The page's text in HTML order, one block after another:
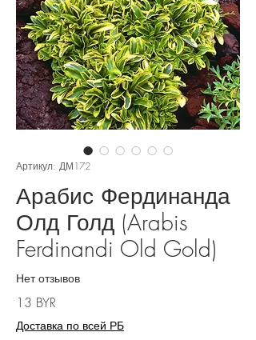
Артикул: ДМ172
Арабис Фердинанда
Олд Голд (Arabis
Ferdinandi Old Gold)
Нет отзывов
13 BYR
Доставка по всей РБ